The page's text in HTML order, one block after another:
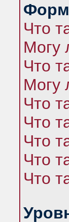
Что
Могу
Что
Могу
Что
Что
Что
Что
Что